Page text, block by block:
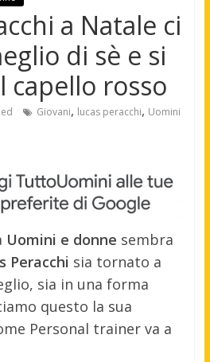
a Natale ci
di sè e si
capello rosso
Giovani, lucas peracchi, Uomini
Uomini e donne sembra
Peracchi sia tornato a
sia in una forma
questo la sua
Personal trainer va a